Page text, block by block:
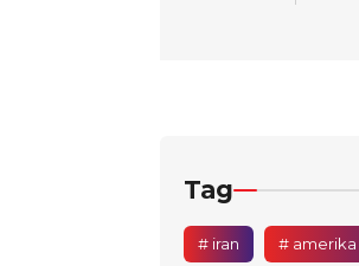
Tag
# iran # amerika